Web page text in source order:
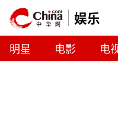
娱乐
明星 电影 电